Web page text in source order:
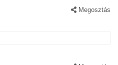
Megosztás